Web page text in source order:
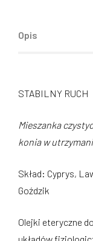
Opis
STABILNY RUCH
Mieszanka
konia w
Skład: Cyprys,
Goździk
Olejki eteryczne